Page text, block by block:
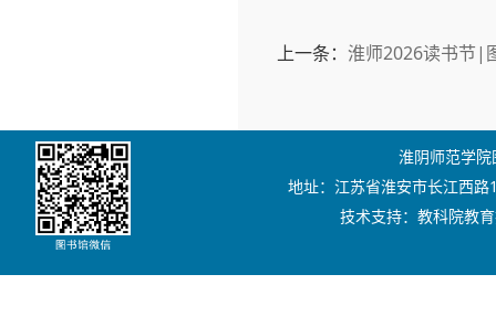
上一条： 淮师2026读书节|
淮阴师范学
地址：江苏省淮安市长江西
技术支持：教科院教